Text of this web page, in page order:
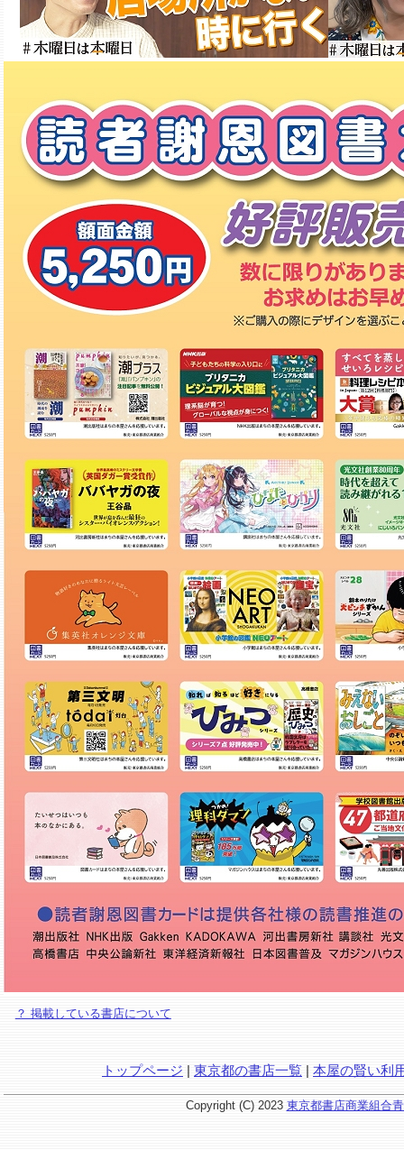
？ 掲載している書店について
トップページ | 東京都の書店一覧 | 本屋の賢い利
Copyright (C) 2023 東京都書店商業組合